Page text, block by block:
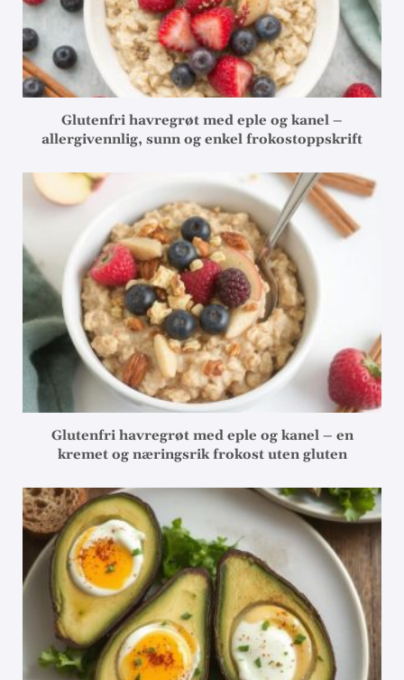
Glutenfri havregrøt med eple og kanel –
allergivennlig, sunn og enkel frokostoppskrift
Glutenfri havregrøt med eple og kanel – en
kremet og næringsrik frokost uten gluten